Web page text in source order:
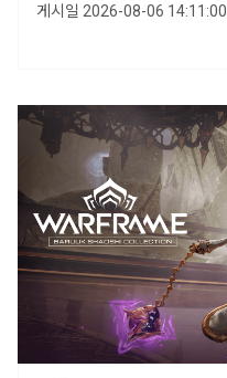
게시일 2026-08-06 14:11:00